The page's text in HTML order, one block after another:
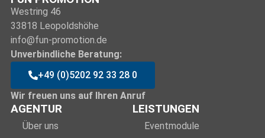
Westring 46
33818 Leopoldshöhe
info@fun-promotion.de
Unverbindliche Beratung:
+49 (0)5202 92 33 28 0
Wir freuen uns auf Ihren Anruf
AGENTUR
Über uns
LEISTUNGEN
Eventmodule